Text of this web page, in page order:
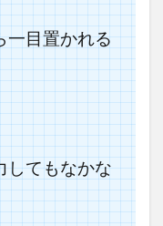
一目置かれる
してもなかな